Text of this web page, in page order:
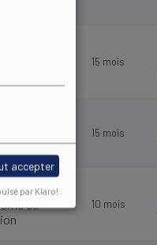
15 mois
15 mois
de
10 mois
accepter
par Klaro!